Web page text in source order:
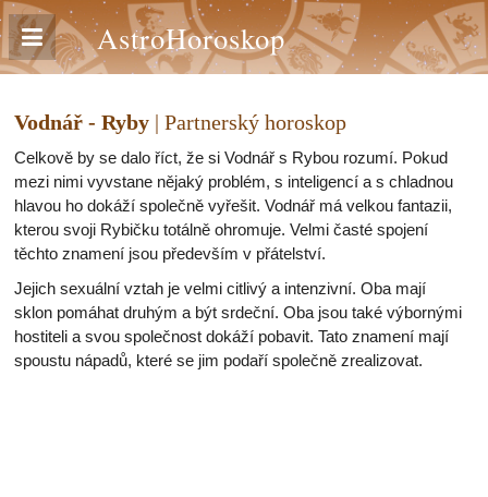
AstroHoroskop
Vodnář - Ryby | Partnerský horoskop
Celkově by se dalo říct, že si Vodnář s Rybou rozumí. Pokud
mezi nimi vyvstane nějaký problém, s inteligencí a s chladnou
hlavou ho dokáží společně vyřešit. Vodnář má velkou fantazii,
kterou svoji Rybičku totálně ohromuje. Velmi časté spojení
těchto znamení jsou především v přátelství.
Jejich sexuální vztah je velmi citlivý a intenzivní. Oba mají
sklon pomáhat druhým a být srdeční. Oba jsou také výbornými
hostiteli a svou společnost dokáží pobavit. Tato znamení mají
spoustu nápadů, které se jim podaří společně zrealizovat.